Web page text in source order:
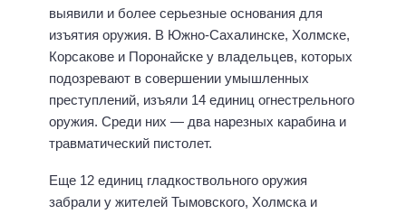
выявили и более серьезные основания для
изъятия оружия. В Южно-Сахалинске, Холмске,
Корсакове и Поронайске у владельцев, которых
подозревают в совершении умышленных
преступлений, изъяли 14 единиц огнестрельного
оружия. Среди них — два нарезных карабина и
травматический пистолет.
Еще 12 единиц гладкоствольного оружия
забрали у жителей Тымовского, Холмска и